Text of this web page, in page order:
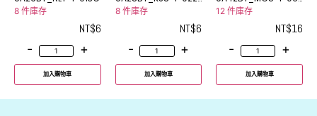
8 件庫存
NT$6
-
+
加入購物車
C
8 件庫存
NT$6
-
+
加入購物車
9R
12 件庫存
NT$16
-
+
加入購物車